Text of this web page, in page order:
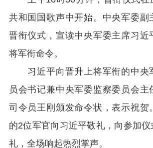
共和国国歌声中开始。中央军委副
晋衔仪式，宣读中央军委主席习近
将军衔命令。
习近平向晋升上将军衔的中央
员会书记兼中央军委监察委员会主
司令员王刚颁发命令状，表示祝贺
的2位军官向习近平敬礼，向参加
礼，全场响起热烈掌声。